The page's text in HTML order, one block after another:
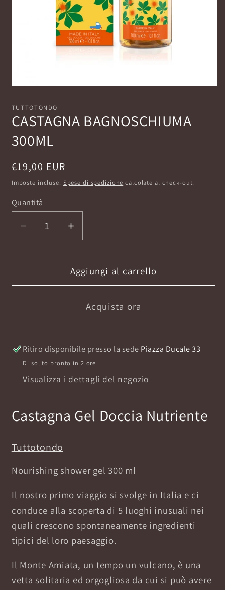
multimediali
1
in
finestra
modale
TUTTOTONDO
CASTAGNA BAGNOSCHIUMA
300ML
Prezzo
di
€19,00 EUR
Imposte incluse. Spese di spedizione calcolate al check-out.
Quantità
Diminuisci
quantità
per
CASTAGNA
BAGNOSCHIUMA
Aumenta
quantità
per
CASTAGNA
BAGNOSCHIUMA
Aggiungi al carrello
Acquista ora
Ritiro disponibile presso la sede Piazza Ducale 33
Di solito pronto in 2 ore
Visualizza i dettagli del negozio
Castagna Gel Doccia Nutriente
Tuttotondo
Nourishing shower gel 300 ml
Il nostro primo viaggio si svolge in Italia e ci
conduce alla scoperta di 5 luoghi inusuali nei
quali crescono spontaneamente ingredienti
tipici del loro paesaggio.
Il Monte Amiata, un tempo un vulcano, è una
vetta solitaria ed orgogliosa da cui si può avere